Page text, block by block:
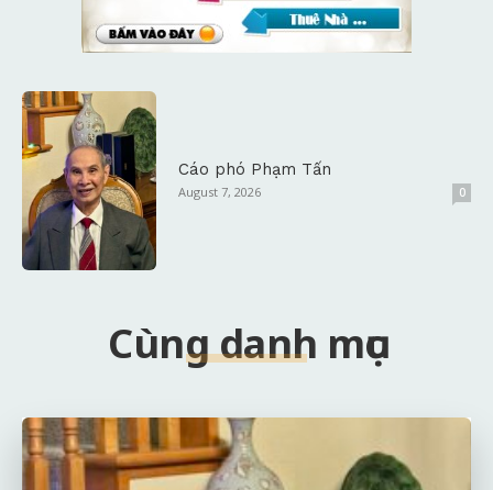
Cáo phó Phạm Tấn
August 7, 2026 0
Cùng danh mục